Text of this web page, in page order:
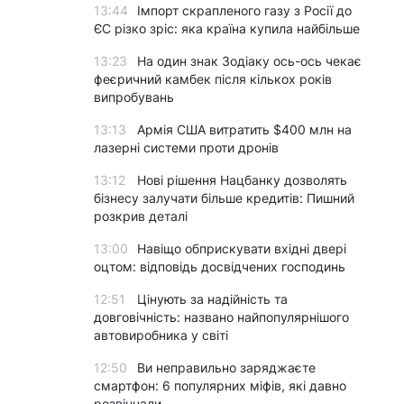
13:44
Імпорт скрапленого газу з Росії до
ЄС різко зріс: яка країна купила найбільше
13:23
На один знак Зодіаку ось-ось чекає
феєричний камбек після кількох років
випробувань
13:13
Армія США витратить $400 млн на
лазерні системи проти дронів
13:12
Нові рішення Нацбанку дозволять
бізнесу залучати більше кредитів: Пишний
розкрив деталі
13:00
Навіщо обприскувати вхідні двері
оцтом: відповідь досвідчених господинь
12:51
Цінують за надійність та
довговічність: названо найпопулярнішого
автовиробника у світі
12:50
Ви неправильно заряджаєте
смартфон: 6 популярних міфів, які давно